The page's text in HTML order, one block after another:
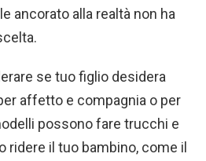
ancorato alla realtà non ha
se tuo figlio desidera
affetto e compagnia o per
possono fare trucchi e
ridere il tuo bambino, come il